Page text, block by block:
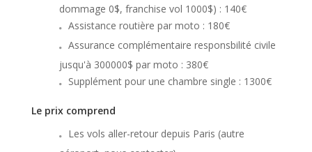
dommage 0$, franchise vol 1000$) : 140€
Assistance routière par moto : 180€
Assurance complémentaire responsbilité civile
jusqu'à 300000$ par moto : 380€
Supplément pour une chambre single : 1300€
Le prix comprend
Les vols aller-retour depuis Paris (autre